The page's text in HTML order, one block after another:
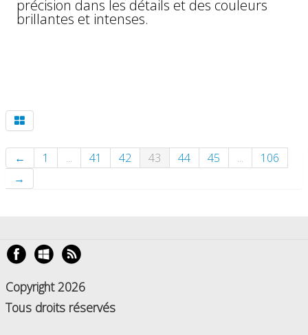
précision dans les détails et des couleurs
brillantes et intenses.
← 1 ... 41 42 43 44 45 ...
106
→
Copyright 2026
Tous droits réservés